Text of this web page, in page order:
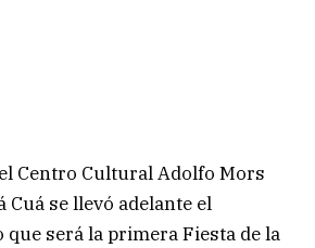
Centro Cultural Adolfo Mors
Cuá se llevó adelante el
será la primera Fiesta de la